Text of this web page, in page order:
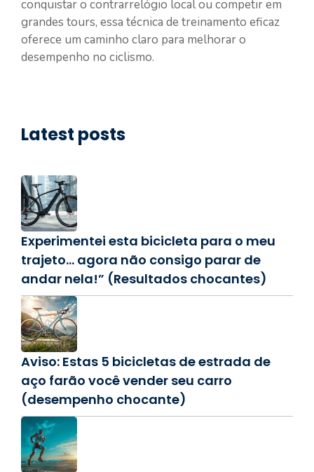
conquistar o contrarrelógio local ou competir em
grandes tours, essa técnica de treinamento eficaz
oferece um caminho claro para melhorar o
desempenho no ciclismo.
Latest posts
Experimentei esta bicicleta para o meu
trajeto… agora não consigo parar de
andar nela!” (Resultados chocantes)
Aviso: Estas 5 bicicletas de estrada de
aço farão você vender seu carro
(desempenho chocante)